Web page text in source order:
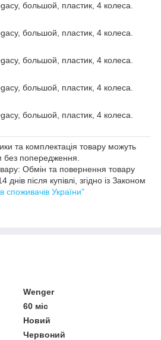
та комплектація товару можуть
без попередження.
Обмін та повернення товару
після купівлі, згідно із Законом
споживачів України"
Wenger
60 міс
Новий
Червоний